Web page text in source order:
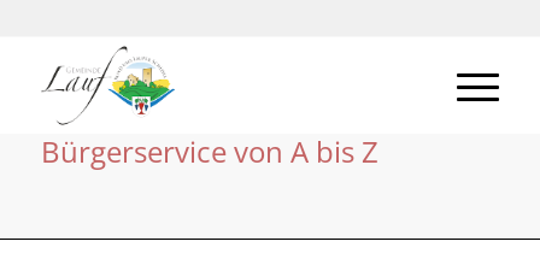
Bürgerservice von A bis Z